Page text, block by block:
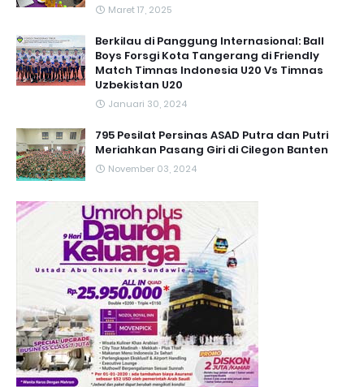
Maret 17, 2025
Berkilau di Panggung Internasional: Ball
Boys Forsgi Kota Tangerang di Friendly
Match Timnas Indonesia U20 Vs Timnas
Uzbekistan U20
Januari 30, 2024
795 Pesilat Persinas ASAD Putra dan Putri
Meriahkan Pasang Giri di Cilegon Banten
November 03, 2024